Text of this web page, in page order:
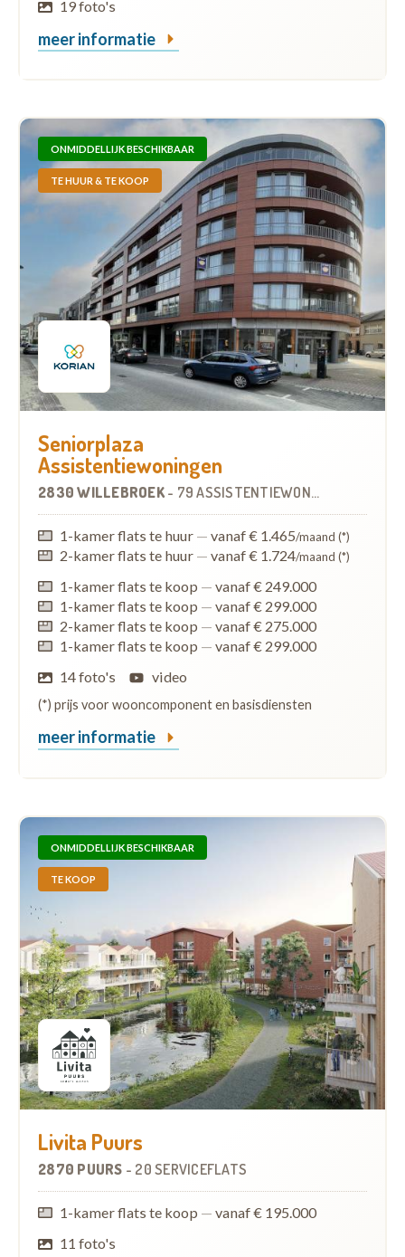
19 foto's
meer informatie
ONMIDDELLIJK BESCHIKBAAR
TE HUUR & TE KOOP
Seniorplaza
Assistentiewoningen
2830 WILLEBROEK- 79 ASSISTENTIEWONINGEN
1-kamer flats te huur — vanaf € 1.465/maand (*)
2-kamer flats te huur — vanaf € 1.724/maand (*)
1-kamer flats te koop — vanaf € 249.000
1-kamer flats te koop — vanaf € 299.000
2-kamer flats te koop — vanaf € 275.000
1-kamer flats te koop — vanaf € 299.000
14 foto's
video
(*) prijs voor wooncomponent en basisdiensten
meer informatie
ONMIDDELLIJK BESCHIKBAAR
TE KOOP
Livita Puurs
2870 PUURS - 20 SERVICEFLATS
1-kamer flats te koop — vanaf € 195.000
11 foto's